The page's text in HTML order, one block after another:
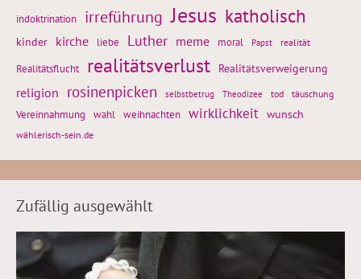
indoktrination irreführung Jesus katholisch
kinder kirche liebe Luther meme moral Papst realität
Realitätsflucht realitätsverlust Realitätsverweigerung
religion rosinenpicken selbstbetrug Theodizee tod täuschung
Vereinnahmung wahl weihnachten wirklichkeit wunsch
wählerisch-sein.de
Zufällig ausgewählt